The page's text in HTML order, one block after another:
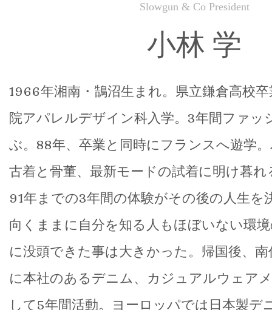
Slowgun & Co President
小林 学
1966年湘南・鵠沼生まれ。県立鎌倉高校
院アパレルデザイン科入学。3年間ファッ
ぶ。88年、卒業と同時にフランスへ遊学
古着と骨董、最新モードの試着に明け暮
91年までの3年間の体験がその後の人生を
向くままに自分を知る人もほぼいない環
に没頭できた事は大きかった。帰国後、
に本社のあるデニム、カジュアルウェア
して5年間活動。ヨーロッパでは日本製デ